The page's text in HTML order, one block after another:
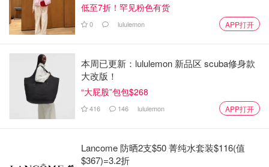
低至7折！罕见粉色有货
0 lululemon APP打开
本周已更新：lululemon 新品区 scuba修身款
大改版！
“大屁股”包包$268
416 146 lululemon APP打开
Lancome 防晒2支$50 菁纯水套装$116(值
$367)=3.2折